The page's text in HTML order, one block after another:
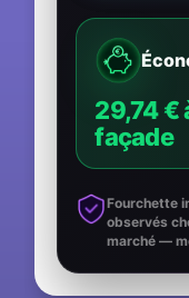
29,74 €
façade
Fourchette
observés
marché —